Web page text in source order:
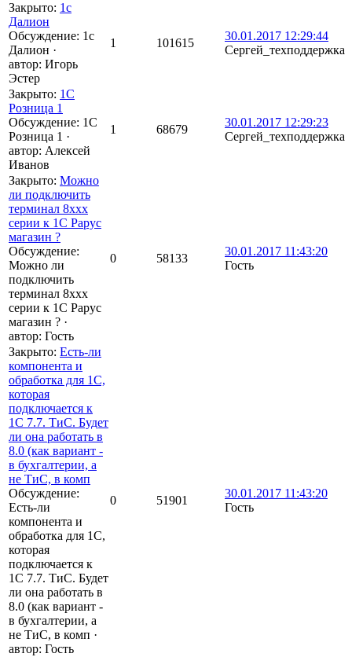
Закрыто: 1c
Далион
Обсуждение: 1c
Далион ·
автор: Игорь
Эстер
1 101615
30.01.2017 12:29:44
Сергей_техподдержка
Закрыто: 1C
Розница 1
Обсуждение: 1C
Розница 1 ·
автор: Алексей
Иванов
1 68679
30.01.2017 12:29:23
Сергей_техподдержка
Закрыто: Можно
ли подключить
терминал 8ххх
серии к 1С Рарус
магазин ?
Обсуждение:
Можно ли
подключить
терминал 8ххх
серии к 1С Рарус
магазин ? ·
автор: Гость
0 58133
30.01.2017 11:43:20
Гость
Закрыто: Есть-ли
компонента и
обработка для 1С,
которая
подключается к
1С 7.7. ТиС. Будет
ли она работать в
8.0 (как вариант -
в бухгалтерии, а
не ТиС, в комп
Обсуждение:
Есть-ли
компонента и
обработка для 1С,
которая
подключается к
1С 7.7. ТиС. Будет
ли она работать в
8.0 (как вариант -
в бухгалтерии, а
не ТиС, в комп ·
автор: Гость
0 51901
30.01.2017 11:43:20
Гость